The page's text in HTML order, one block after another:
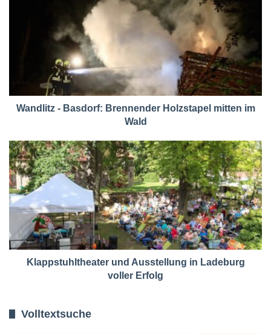
Wandlitz - Basdorf: Brennender Holzstapel mitten im
Wald
Klappstuhltheater und Ausstellung in Ladeburg
voller Erfolg
Volltextsuche